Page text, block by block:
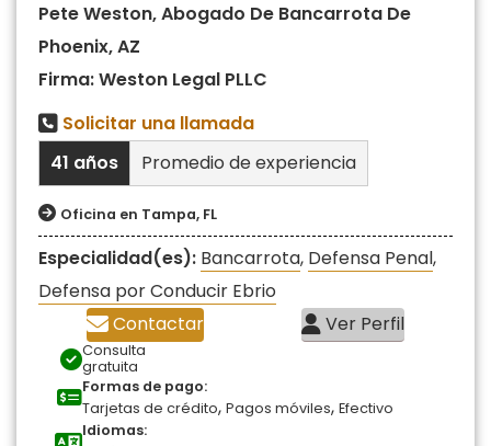
Pete Weston, Abogado De Bancarrota De
Phoenix, AZ
Firma: Weston Legal PLLC
Solicitar una llamada
41 años
Promedio de experiencia
Oficina en Tampa, FL
Especialidad(es): Bancarrota, Defensa Penal,
Defensa por Conducir Ebrio
Contactar
Ver Perfil
Consulta
gratuita
Formas de pago:
Tarjetas de crédito, Pagos móviles, Efectivo
Idiomas: